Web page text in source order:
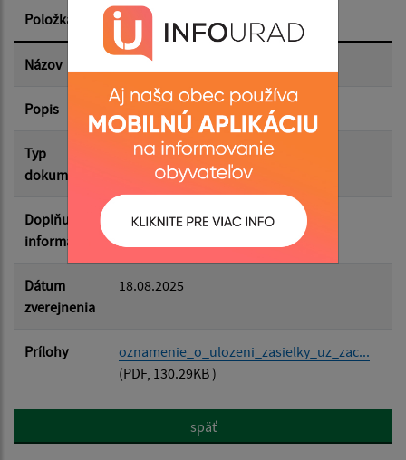
Dátum zverejnenia do:
Filtrovať Reset
Položka Informácia
Názov Oznámenie o uložení zásielky
Popis Zachar Martin
Typ
dokumentu
Uložené zásielky
Doplňujúce
informácie
Dátum
zverejnenia
18.08.2025
Prílohy
oznamenie_o_ulozeni_zasielky_uz_zac...
(PDF, 130.29KB )
späť